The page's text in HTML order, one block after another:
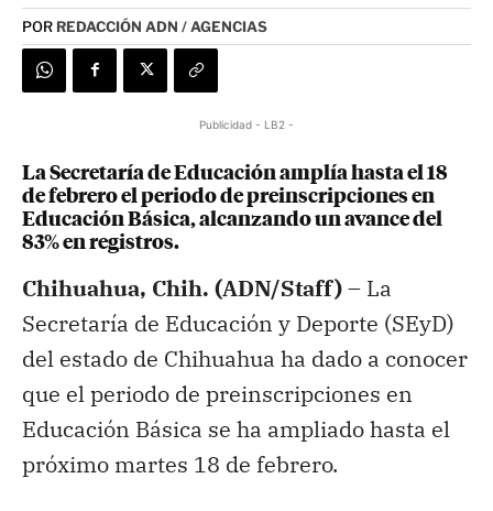
POR REDACCIÓN ADN / AGENCIAS
Publicidad - LB2 -
La Secretaría de Educación amplía hasta el 18
de febrero el periodo de preinscripciones en
Educación Básica, alcanzando un avance del
83% en registros.
Chihuahua, Chih. (ADN/Staff) – La
Secretaría de Educación y Deporte (SEyD)
del estado de Chihuahua ha dado a conocer
que el periodo de preinscripciones en
Educación Básica se ha ampliado hasta el
próximo martes 18 de febrero.